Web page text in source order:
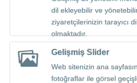
dil ekleyebilir ve
ziyaretçilerinizin tarayıcı
olmaktadır.
Gelişmiş Slider
Web sitenizin ana
fotoğraflar ile görsel